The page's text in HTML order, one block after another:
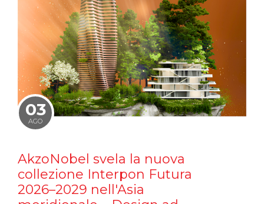
03
AGO
AkzoNobel svela la nuova
collezione Interpon Futura
2026–2029 nell'Asia